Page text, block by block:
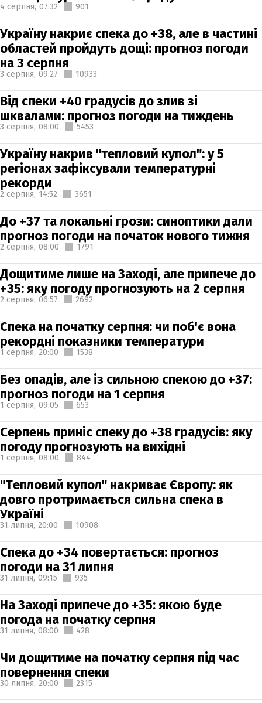
4 серпня, 07:32 901
Україну накриє спека до +38, але в частині
областей пройдуть дощі: прогноз погоди
на 3 серпня
3 серпня, 09:27 10933
Від спеки +40 градусів до злив зі
шквалами: прогноз погоди на тиждень
3 серпня, 08:00 5453
Україну накрив "тепловий купол": у 5
регіонах зафіксували температурні
рекорди
2 серпня, 14:52 3651
До +37 та локальні грози: синоптики дали
прогноз погоди на початок нового тижня
2 серпня, 08:00 1791
Дощитиме лише на Заході, але припече до
+35: яку погоду прогнозують на 2 серпня
2 серпня, 06:57 2692
Спека на початку серпня: чи поб'є вона
рекордні показники температури
1 серпня, 20:00 1538
Без опадів, але із сильною спекою до +37:
прогноз погоди на 1 серпня
1 серпня, 09:05 653
Серпень приніс спеку до +38 градусів: яку
погоду прогнозують на вихідні
1 серпня, 08:00 844
"Тепловий купол" накриває Європу: як
довго протримається сильна спека в
Україні
31 липня, 20:00 10908
Спека до +34 повертається: прогноз
погоди на 31 липня
31 липня, 09:15 935
На Заході припече до +35: якою буде
погода на початку серпня
31 липня, 08:00 428
Чи дощитиме на початку серпня під час
повернення спеки
30 липня, 20:00 2315